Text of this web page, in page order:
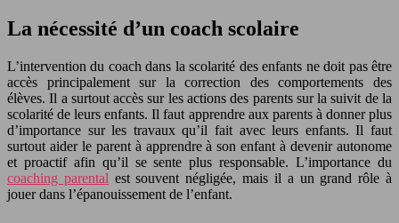
La nécessité d’un coach scolaire
L’intervention du coach dans la scolarité des enfants ne doit pas être
accès principalement sur la correction des comportements des
élèves. Il a surtout accès sur les actions des parents sur la suivit de la
scolarité de leurs enfants. Il faut apprendre aux parents à donner plus
d’importance sur les travaux qu’il fait avec leurs enfants. Il faut
surtout aider le parent à apprendre à son enfant à devenir autonome
et proactif afin qu’il se sente plus responsable. L’importance du
coaching parental est souvent négligée, mais il a un grand rôle à
jouer dans l’épanouissement de l’enfant.